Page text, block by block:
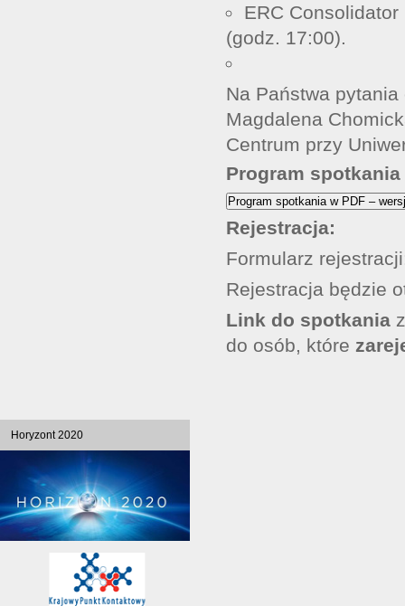
ERC
(godz. 17:00).
Na Państwa
Magdalena
Centrum przy
Program spotkania
Program spotkania w PDF –
Rejestracja:
Formularz
Rejestracja będzie
Link do spotkania
do osób, które
Horyzont 2020